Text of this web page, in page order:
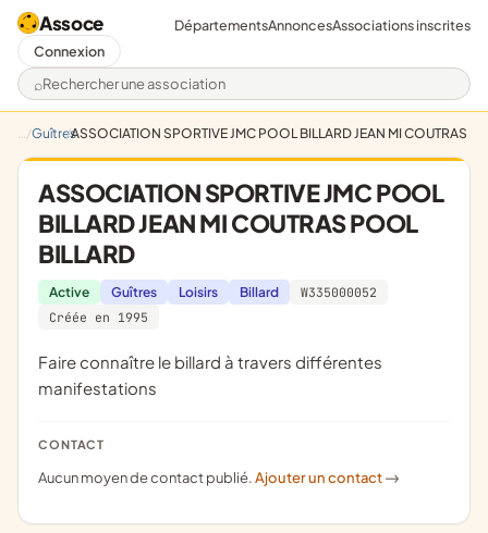
Assoce
Rechercher une association
DépartementsAnnoncesAssociations inscrites
Connexion
GuîtresASSOCIATION SPORTIVE JMC POOL BILLARD JEAN MI COUTRAS
ASSOCIATION SPORTIVE JMC POOL
BILLARD JEAN MI COUTRAS POOL
BILLARD
Active Guîtres Loisirs Billard
W335000052
Créée en 1995
Faire connaître le billard à travers différentes
manifestations
CONTACT
Aucun moyen de contact publié.Ajouter un contact ->